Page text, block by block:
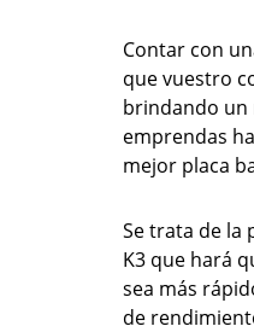
Contar con
que vuestro
brindando
emprendas
mejor placa
Se trata de la
K3 que hará
sea más
de